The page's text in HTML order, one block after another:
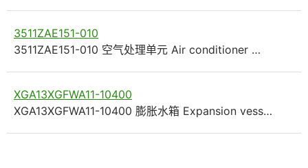
3511ZAE151-010
3511ZAE151-010 空气处理单元 Air conditioner …
XGA13XGFWA11-10400
XGA13XGFWA11-10400 膨胀水箱 Expansion vess…